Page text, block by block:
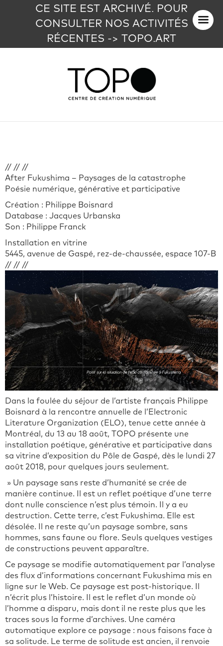
CE SITE EST ARCHIVÉ. POUR
CONSULTER NOS ACTIVITÉS
RÉCENTES -> TOPO.ART
// // //
After Fukushima – Paysages de la catastrophe
Poésie numérique, générative et participative
Création : Philippe Boisnard
Database : Jacques Urbanska
Son : Philippe Franck
Installation en vitrine
5445, avenue de Gaspé, rez-de-chaussée, espace 107-B
// // //
Dans la foulée du séjour de l’artiste français Philippe
Boisnard à la rencontre annuelle de l’Electronic
Literature Organization (ELO), tenue cette année à
Montréal, du 13 au 18 août, TOPO présente une
installation poétique, générative et participative dans
sa vitrine d’exposition du Pôle de Gaspé, dès le lundi 27
août 2018, pour quelques jours seulement.
» Un paysage sans reste d’humanité se crée de
manière continue. Il est un reflet poétique d’une terre
dont nulle conscience n’est plus témoin. Il y a eu
destruction. Cette terre, c’est Fukushima. Elle est
désolée. Il ne reste qu’un paysage sombre, sans
hommes, sans faune ou flore. Seuls quelques vestiges
de constructions peuvent apparaître.
Ce paysage se modifie automatiquement par l’analyse
des flux d’informations concernant Fukushima mis en
ligne sur le Web. Ce paysage est post-historique. Il
n’écrit plus l’histoire. Il est le reflet d’un monde où
l’homme a disparu, mais dont il ne reste plus que les
traces sous la forme d’archives. Une caméra
automatique explore ce paysage : nous faisons face à
sa solitude. Le terme de solitude est ancien, il renvoie